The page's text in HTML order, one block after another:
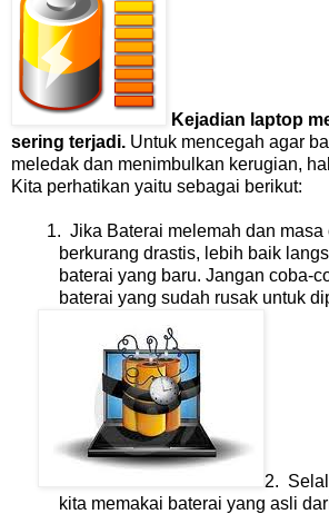
Kejadian laptop
sering terjadi. Untuk mencegah agar
meledak dan menimbulkan kerugian,
Kita perhatikan yaitu sebagai berikut:
1. Jika Baterai melemah dan masa
berkurang drastis, lebih baik
baterai yang baru. Jangan coba-
baterai yang sudah rusak untuk
2.
kita memakai baterai yang asli